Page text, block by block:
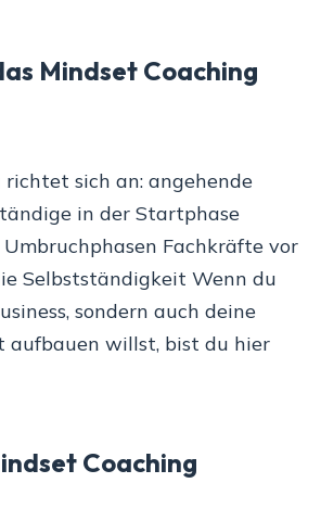
Mindset Coaching
richtet sich an: angehende
in der Startphase
Fachkräfte vor
Selbstständigkeit Wenn du
sondern auch deine
aufbauen willst, bist du hier
Coaching